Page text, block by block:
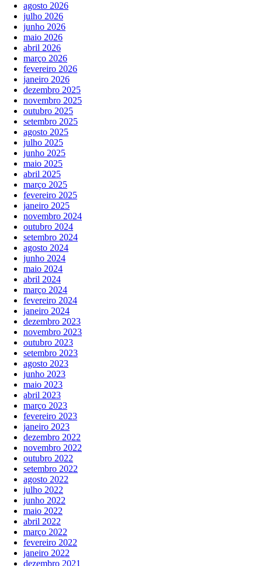
agosto 2026
julho 2026
junho 2026
maio 2026
abril 2026
março 2026
fevereiro 2026
janeiro 2026
dezembro 2025
novembro 2025
outubro 2025
setembro 2025
agosto 2025
julho 2025
junho 2025
maio 2025
abril 2025
março 2025
fevereiro 2025
janeiro 2025
novembro 2024
outubro 2024
setembro 2024
agosto 2024
junho 2024
maio 2024
abril 2024
março 2024
fevereiro 2024
janeiro 2024
dezembro 2023
novembro 2023
outubro 2023
setembro 2023
agosto 2023
junho 2023
maio 2023
abril 2023
março 2023
fevereiro 2023
janeiro 2023
dezembro 2022
novembro 2022
outubro 2022
setembro 2022
agosto 2022
julho 2022
junho 2022
maio 2022
abril 2022
março 2022
fevereiro 2022
janeiro 2022
dezembro 2021